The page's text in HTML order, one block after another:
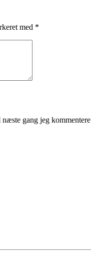
med *
gang jeg kommentere